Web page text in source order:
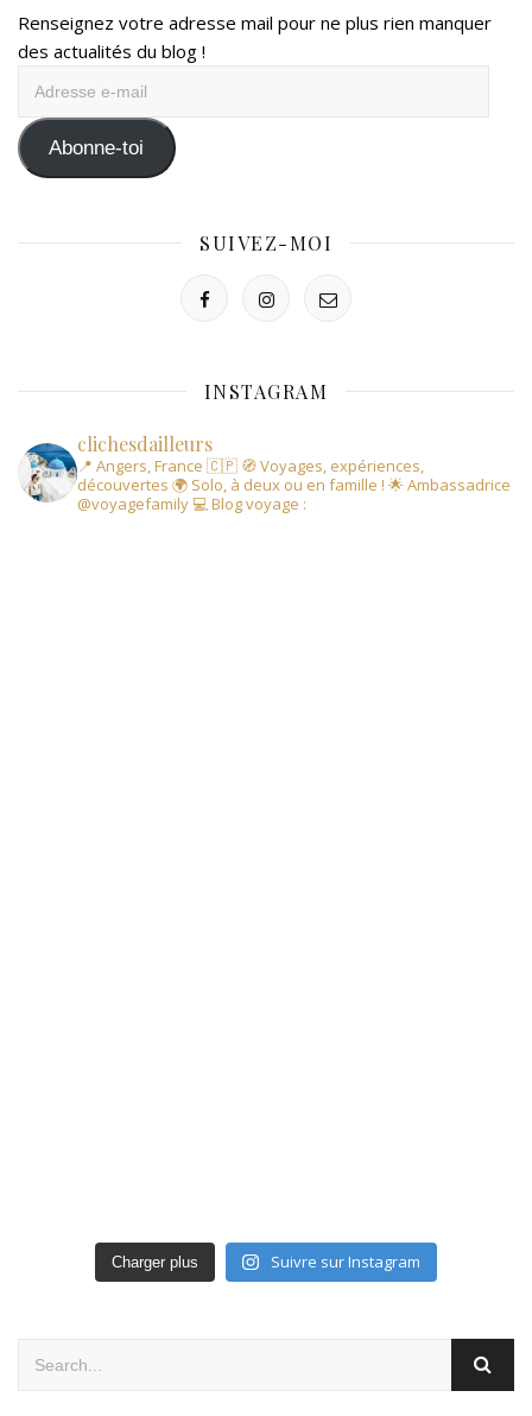
Renseignez votre adresse mail pour ne plus rien manquer
des actualités du blog !
mail Abonne-toi
SUIVEZ-MOI
INSTAGRAM
clichesdailleurs
📍 Angers, France 🇨🇵 🧭 Voyages, expériences,
découvertes 🌍 Solo, à deux ou en famille ! 🌟 Ambassadrice
@voyagefamily 💻 Blog voyage :
Charger plus Suivre sur Instagram